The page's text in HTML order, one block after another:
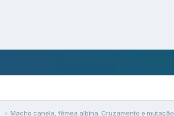
Macho canela, fêmea albina. Cruzamento e mutação